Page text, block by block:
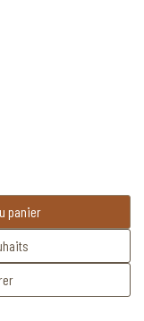
panier